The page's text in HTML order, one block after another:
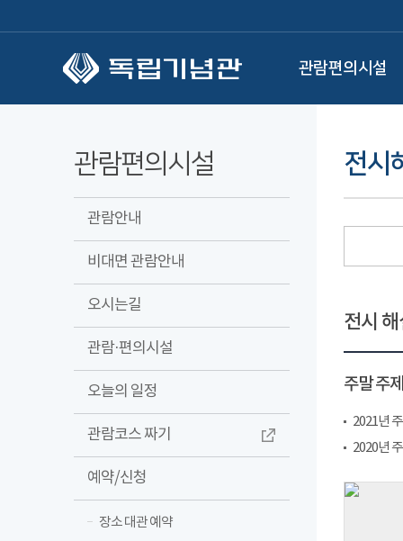
관람편의시설
관람편의시설
관람안내
비대면 관람안내
오시는길
관람·편의시설
오늘의 일정
관람코스 짜기
예약/신청
장소 대관 예약
전시
전시
주말 주
2021년
2020년